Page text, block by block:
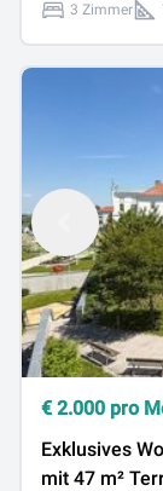
3 Zimmer
€ 2.000 pro
Exklusives
mit 47 m²